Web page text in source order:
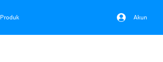
Produk Akun